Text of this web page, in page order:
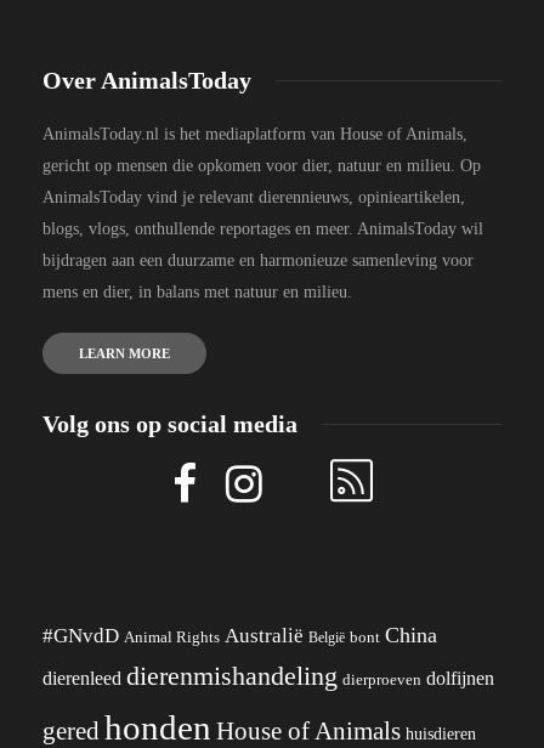
Over AnimalsToday
AnimalsToday.nl is het mediaplatform van House of Animals,
gericht op mensen die opkomen voor dier, natuur en milieu. Op
AnimalsToday vind je relevant dierennieuws, opinieartikelen,
blogs, vlogs, onthullende reportages en meer. AnimalsToday wil
bijdragen aan een duurzame en harmonieuze samenleving voor
mens en dier, in balans met natuur en milieu.
LEARN MORE
Volg ons op social media
#GNvdD Animal Rights Australië België bont China
dierenleed dierenmishandeling dierproeven dolfijnen
gered honden House of Animals huisdieren